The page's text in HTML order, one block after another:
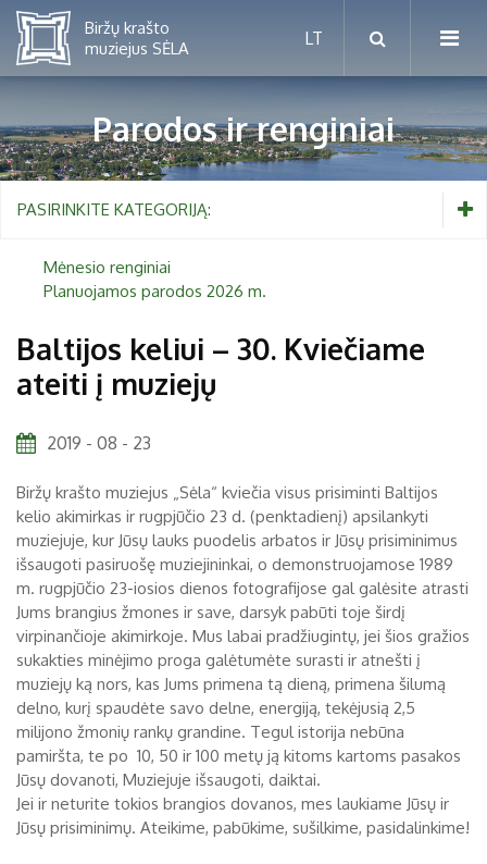
Mėnesio renginiai
Vaikams nuo 5 iki 10 metų
Paaugliams nuo 11 iki 18 metų
Proistorė
Etnografija
Biržų tvirtovės arsenalas
Religijos
Biržai XIX a.
Biržai XX a.
RUGPJŪTIS2026
Pr An Tr Ke Pe Še
Se
1
3
4 5 6 7 8
10
11 12 13 14 15
16
17
18 19 20 21 22
23
Parodos ir renginiai
PASIRINKITE KATEGORIJĄ:
Mėnesio renginiai
Planuojamos parodos 2026 m.
Baltijos keliui – 30. Kviečiame
ateiti į muziejų
2019 - 08 - 23
Biržų krašto muziejus „Sėla“ kviečia visus prisiminti Baltijos
kelio akimirkas ir rugpjūčio 23 d. (penktadienį) apsilankyti
muziejuje, kur Jūsų lauks puodelis arbatos ir Jūsų prisiminimus
išsaugoti pasiruošę muziejininkai, o demonstruojamose 1989
m. rugpjūčio 23-iosios dienos fotografijose gal galėsite atrasti
Jums brangius žmones ir save, darsyk pabūti toje širdį
virpinančioje akimirkoje. Mus labai pradžiugintų, jei šios gražios
sukakties minėjimo proga galėtumėte surasti ir atnešti į
muziejų ką nors, kas Jums primena tą dieną, primena šilumą
delno, kurį spaudėte savo delne, energiją, tekėjusią 2,5
milijono žmonių rankų grandine. Tegul istorija nebūna
pamiršta, te po 10, 50 ir 100 metų ją kitoms kartoms pasakos
Jūsų dovanoti, Muziejuje išsaugoti, daiktai.
Jei ir neturite tokios brangios dovanos, mes laukiame Jūsų ir
Jūsų prisiminimų. Ateikime, pabūkime, sušilkime, pasidalinkime!